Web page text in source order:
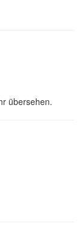
übersehen.